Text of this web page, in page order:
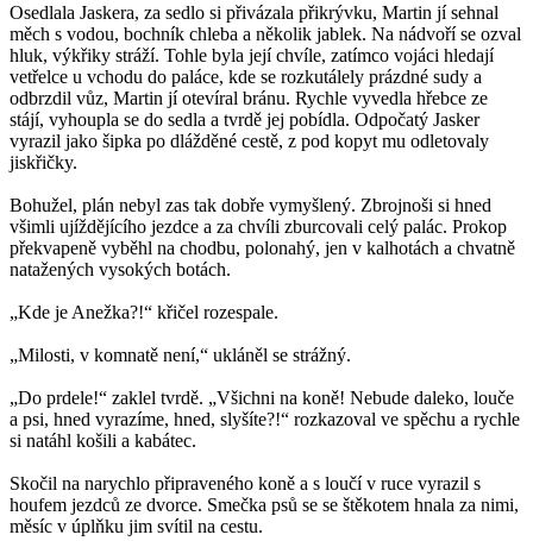
Osedlala Jaskera, za sedlo si přivázala přikrývku, Martin jí sehnal
měch s vodou, bochník chleba a několik jablek. Na nádvoří se ozval
hluk, výkřiky stráží. Tohle byla její chvíle, zatímco vojáci hledají
vetřelce u vchodu do paláce, kde se rozkutálely prázdné sudy a
odbrzdil vůz, Martin jí otevíral bránu. Rychle vyvedla hřebce ze
stájí, vyhoupla se do sedla a tvrdě jej pobídla. Odpočatý Jasker
vyrazil jako šipka po dlážděné cestě, z pod kopyt mu odletovaly
jiskřičky.
Bohužel, plán nebyl zas tak dobře vymyšlený. Zbrojnoši si hned
všimli ujíždějícího jezdce a za chvíli zburcovali celý palác. Prokop
překvapeně vyběhl na chodbu, polonahý, jen v kalhotách a chvatně
natažených vysokých botách.
„Kde je Anežka?!“ křičel rozespale.
„Milosti, v komnatě není,“ ukláněl se strážný.
„Do prdele!“ zaklel tvrdě. „Všichni na koně! Nebude daleko, louče
a psi, hned vyrazíme, hned, slyšíte?!“ rozkazoval ve spěchu a rychle
si natáhl košili a kabátec.
Skočil na narychlo připraveného koně a s loučí v ruce vyrazil s
houfem jezdců ze dvorce. Smečka psů se se štěkotem hnala za nimi,
měsíc v úplňku jim svítil na cestu.